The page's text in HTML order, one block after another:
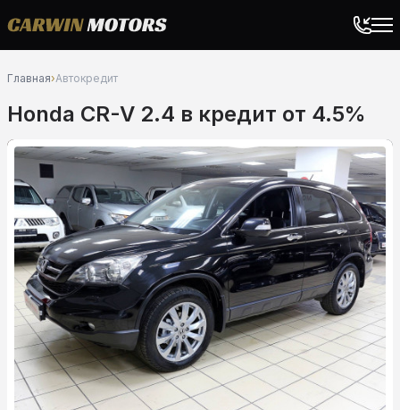
Главная›Автокредит
Honda CR-V 2.4 в кредит от 4.5%